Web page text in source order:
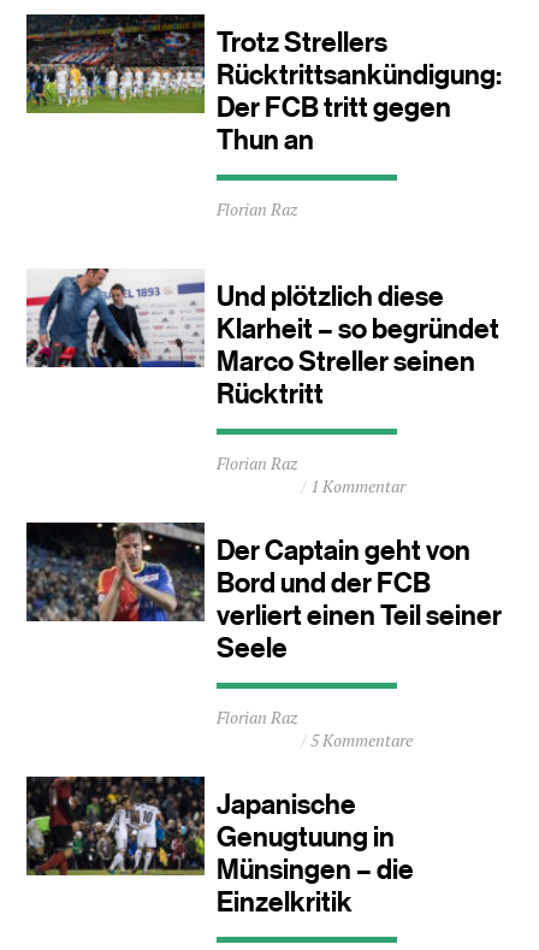
Minuten
Trotz Strellers
Rücktrittsankündigung:
Der FCB tritt gegen
Thun an
Durchschnittliche
Lesezeit
Minuten
Florian Raz
Und plötzlich diese
Klarheit – so begründet
Marco Streller seinen
Rücktritt
Durchschnittliche
Lesezeit
Minuten
Florian Raz
1 Kommentar
Der Captain geht von
Bord und der FCB
verliert einen Teil seiner
Seele
Durchschnittliche
Lesezeit
Minuten
Florian Raz
5 Kommentare
Japanische
Genugtuung in
Münsingen – die
Einzelkritik